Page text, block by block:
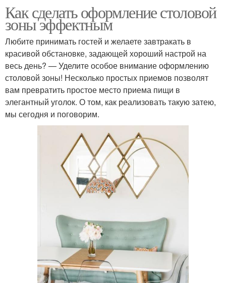
Как сделать оформление столовой
зоны эффектным
Любите принимать гостей и желаете завтракать в
красивой обстановке, задающей хороший настрой на
весь день? — Уделите особое внимание оформлению
столовой зоны! Несколько простых приемов позволят
вам превратить простое место приема пищи в
элегантный уголок. О том, как реализовать такую затею,
мы сегодня и поговорим.